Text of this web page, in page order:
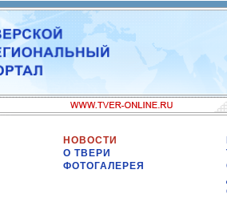
НОВОСТИ
О ТВЕРИ
ФОТОГАЛЕРЕЯ